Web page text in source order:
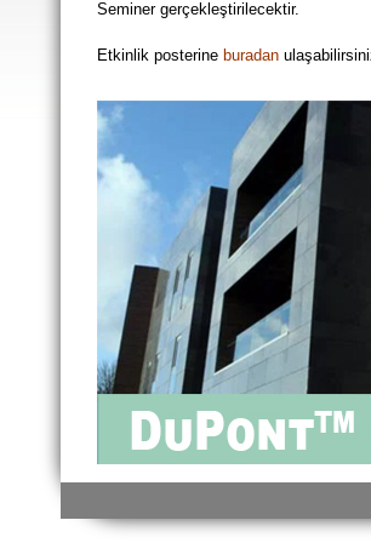
Seminer gerçekleştirilecektir.
Etkinlik posterine buradan